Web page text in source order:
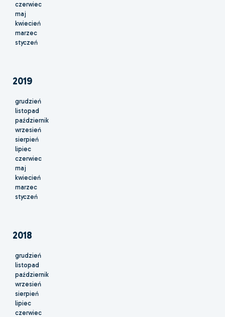
czerwiec
maj
kwiecień
marzec
styczeń
2019
grudzień
listopad
październik
wrzesień
sierpień
lipiec
czerwiec
maj
kwiecień
marzec
styczeń
2018
grudzień
listopad
październik
wrzesień
sierpień
lipiec
czerwiec